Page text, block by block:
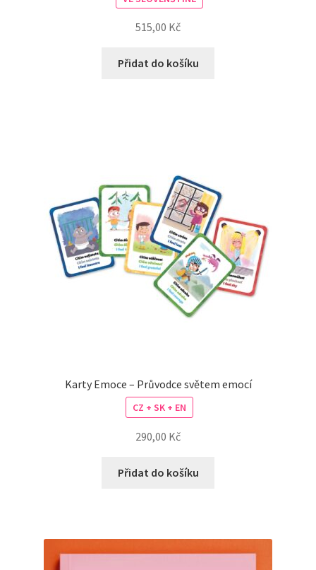
515,00 Kč
Přidat do košíku
Karty Emoce – Průvodce světem emocí
CZ + SK + EN
290,00 Kč
Přidat do košíku